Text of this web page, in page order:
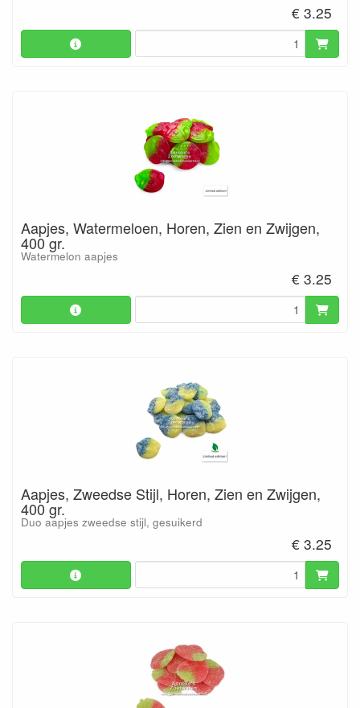
€ 3.25
Aapjes, Watermeloen, Horen, Zien en Zwijgen,
400 gr.
Watermelon aapjes
€ 3.25
Aapjes, Zweedse Stijl, Horen, Zien en Zwijgen,
400 gr.
Duo aapjes zweedse stijl, gesuikerd
€ 3.25